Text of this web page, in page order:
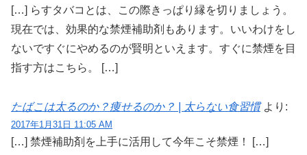
[…] らすタバコとは、この際きっぱり縁を切りましょう。
現在では、効果的な禁煙補助剤もあります。いいわけをし
ないですぐにやめるのが賢明といえます。すぐに禁煙を目
指す方はこちら。 […]
たばこは太るのか？痩せるのか？ | 太らない食習慣 より:
2017年1月31日 11:05 AM
[…] 禁煙補助剤を上手に活用して今年こそ禁煙！ […]